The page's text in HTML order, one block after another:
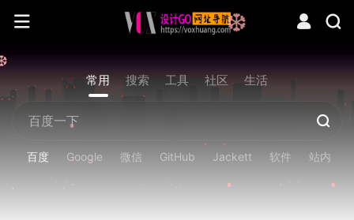
常用 搜索 工具 社区 生活
百度 Google 微信 GitHub Jackett 软件 站内
❆